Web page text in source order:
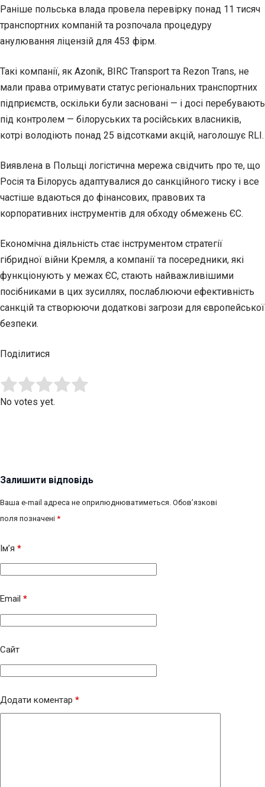
Раніше польська влада провела перевірку понад 11 тисяч
транспортних компаній та розпочала процедуру
анулювання ліцензій для 453 фірм.
Такі компанії, як Azonik, BIRC Transport та Rezon Trans, не
мали права отримувати статус регіональних транспортних
підприємств, оскільки були засновані — і досі перебувають
під контролем — білоруських та російських власників,
котрі володіють понад 25 відсотками акцій, наголошує RLI.
Виявлена в Польщі логістична мережа свідчить про те, що
Росія та Білорусь адаптувалися до санкційного тиску і все
частіше вдаються до фінансових, правових та
корпоративних інструментів для обходу обмежень ЄС.
Економічна діяльність стає інструментом стратегії
гібридної війни Кремля, а компанії та посередники, які
функціонують у межах ЄС, стають найважливішими
посібниками в цих зусиллях, послаблюючи ефективність
санкцій та створюючи додаткові загрози для європейської
безпеки.
Поділитися
Rate this item:
No votes yet.
Залишити відповідь
Ваша e-mail адреса не оприлюднюватиметься. Обов’язкові
поля позначені *
Ім’я *
Email *
Сайт
Додати коментар *